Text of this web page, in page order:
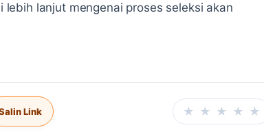
lanjut mengenai proses seleksi akan
Link ★ ★ ★ ★ ★